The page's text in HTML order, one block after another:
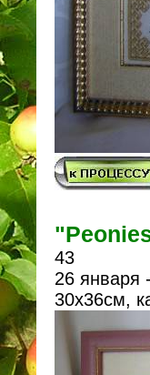
43
26 января
30х36см,